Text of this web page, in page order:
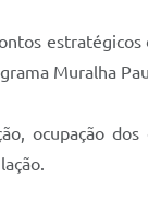
estratégicos
Muralha
ocupação dos